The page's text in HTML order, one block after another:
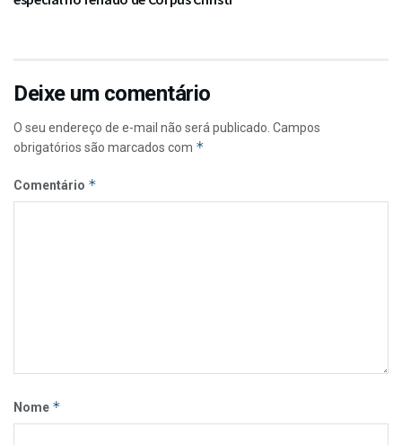
Deixe um comentário
O seu endereço de e-mail não será publicado. Campos
obrigatórios são marcados com *
Comentário *
Nome *